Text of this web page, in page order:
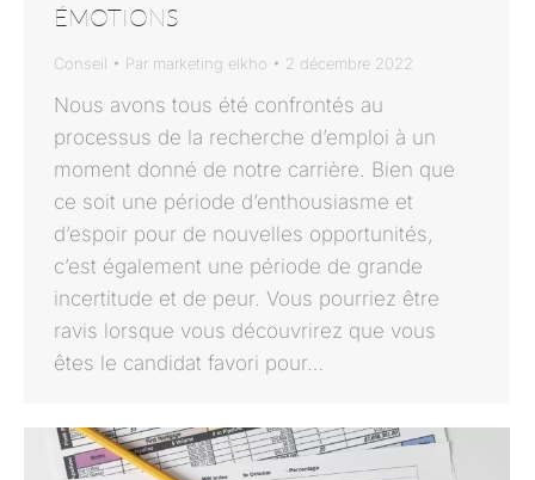
ÉMOTIONS
Conseil Par marketing elkho 2 décembre 2022
Nous avons tous été confrontés au
processus de la recherche d’emploi à un
moment donné de notre carrière. Bien que
ce soit une période d’enthousiasme et
d’espoir pour de nouvelles opportunités,
c’est également une période de grande
incertitude et de peur. Vous pourriez être
ravis lorsque vous découvrirez que vous
êtes le candidat favori pour…